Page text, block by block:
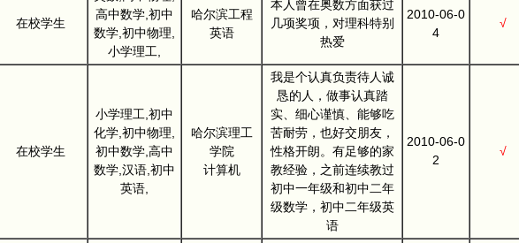
在校学生
高中数学,初中
数学,初中物理,
小学理工,
哈尔滨工程
英语
本人曾在奥数方面获过
几项奖项，对理科特别
热爱
2010-06-0
4
√
在校学生
小学理工,初中
化学,初中物理,
初中数学,高中
数学,汉语,初中
英语,
哈尔滨理工
学院
计算机
我是个认真负责待人诚
恳的人，做事认真踏
实、细心谨慎、能够吃
苦耐劳，也好交朋友，
性格开朗。有足够的家
教经验，之前连续教过
初中一年级和初中二年
级数学，初中二年级英
语
2010-06-0
2
√